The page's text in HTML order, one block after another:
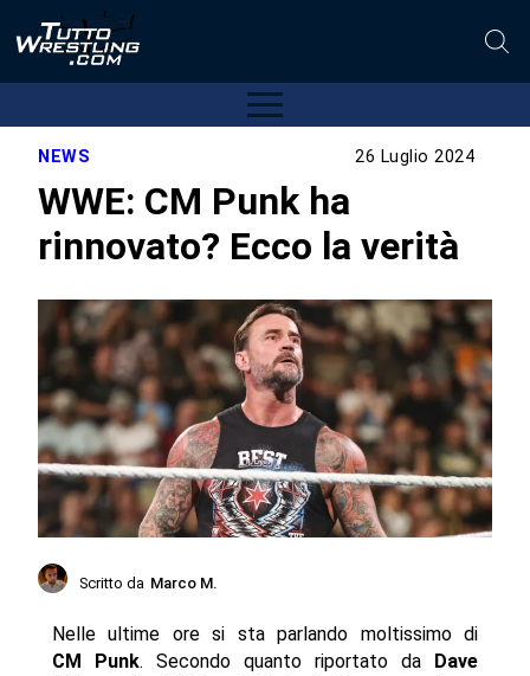
NEWS 26 Luglio 2024
WWE: CM Punk ha
rinnovato? Ecco la verità
Scritto da Marco M.
Nelle ultime ore si sta parlando moltissimo di
CM Punk. Secondo quanto riportato da
Dave